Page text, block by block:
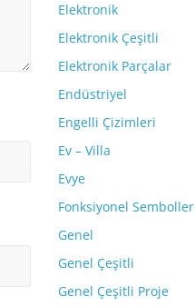
Elektronik
Elektronik Çeşitli
Elektronik Parçalar
Endüstriyel
Engelli Çizimleri
Ev – Villa
Evye
Fonksiyonel Semboller
Genel
Genel Çeşitli
Genel Çeşitli Proje